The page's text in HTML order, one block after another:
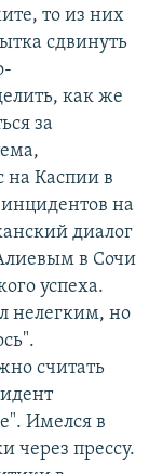
то из них
сдвинуть
как же
за
на Каспии в
на
диалог
в Сочи
успеха.
нелегким, но
считать
Имелся в
через прессу.